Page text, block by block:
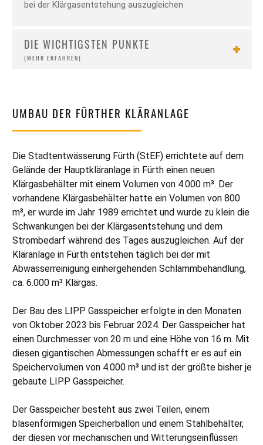
bei der Klärgasentstehung auszugleichen
DIE WICHTIGSTEN PUNKTE
UMBAU DER FÜRTHER KLÄRANLAGE
Die Stadtentwässerung Fürth (StEF) errichtete auf dem
Gelände der Hauptkläranlage in Fürth einen neuen
Klärgasbehälter mit einem Volumen von 4.000 m³. Der
vorhandene Klärgasbehälter hatte ein Volumen von 800
m³, er wurde im Jahr 1989 errichtet und wurde zu klein die
Schwankungen bei der Klärgasentstehung und dem
Strombedarf während des Tages auszugleichen. Auf der
Kläranlage in Fürth entstehen täglich bei der mit
Abwasserreinigung einhergehenden Schlammbehandlung,
ca. 6.000 m³ Klärgas.
Der Bau des LIPP Gasspeicher erfolgte in den Monaten
von Oktober 2023 bis Februar 2024. Der Gasspeicher hat
einen Durchmesser von 20 m und eine Höhe von 16 m. Mit
diesen gigantischen Abmessungen schafft er es auf ein
Speichervolumen von 4.000 m³ und ist der größte bisher je
gebaute LIPP Gasspeicher.
Der Gasspeicher besteht aus zwei Teilen, einem
blasenförmigen Speicherballon und einem Stahlbehälter,
der diesen vor mechanischen und Witterungseinflüssen